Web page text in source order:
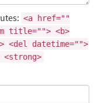
<a href=""
title=""> <b>
<del datetime="">